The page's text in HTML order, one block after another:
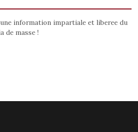
information impartiale et liberee du
de masse !